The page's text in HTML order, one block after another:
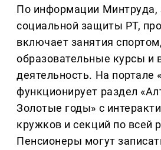
По информации Минтруда,
социальной защиты РТ,
включает занятия
образовательные курсы и
деятельность. На портале
функционирует раздел
Золотые годы» с
кружков и секций по всей
Пенсионеры могут